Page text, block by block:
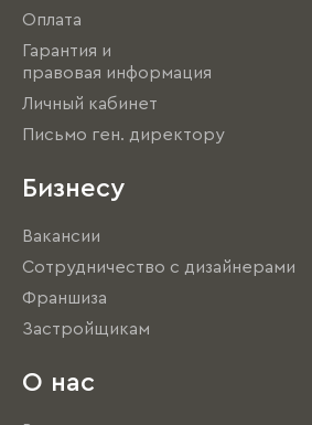
Оплата
Гарантия и
правовая информация
Личный кабинет
Письмо ген. директору
Бизнесу
Вакансии
Сотрудничество с дизайнерами
Франшиза
Застройщикам
О нас